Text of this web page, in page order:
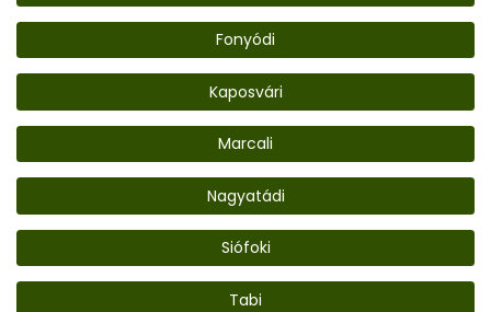
Fonyódi
Kaposvári
Marcali
Nagyatádi
Siófoki
Tabi